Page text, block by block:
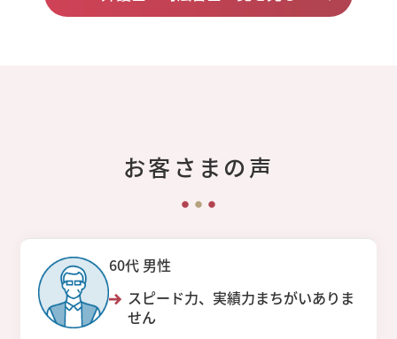
お客さまの声
60代 男性
スピード力、実績力まちがいありま
せん